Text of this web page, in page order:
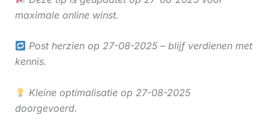
maximale online winst.
Post herzien op 27-08-2025 – blijf verdienen met
kennis.
Kleine optimalisatie op 27-08-2025
doorgevoerd.